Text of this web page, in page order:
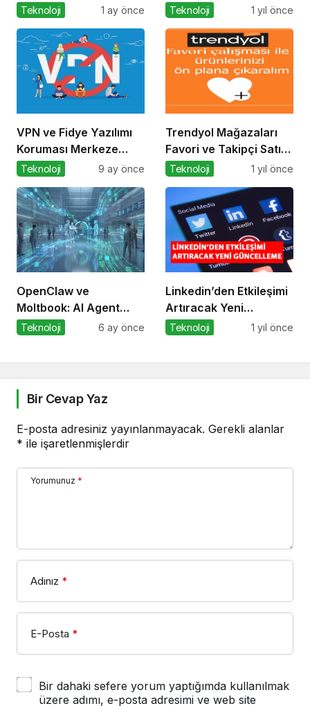
Nasıl Kullanılır?
Teknoloji 1 ay önce
Erişimde Sorumluluk ve
Teknoloji 1 yıl önce
VPN ve Fidye Yazılımı
Koruması Merkeze
Alındı
Teknoloji 9 ay önce
Trendyol Mağazaları
Favori ve Takipçi Satın
Alıyor
Teknoloji 1 yıl önce
OpenClaw ve
Moltbook: AI Agent
Ekonomisinin İlk
Teknoloji 6 ay önce
Linkedin’den Etkileşimi
Artıracak Yeni
Güncelleme
Teknoloji 1 yıl önce
Bir Cevap Yaz
E-posta adresiniz yayınlanmayacak. Gerekli alanlar
* ile işaretlenmişlerdir
Yorumunuz *
Adınız *
E-Posta *
Bir dahaki sefere yorum yaptığımda kullanılmak
üzere adımı, e-posta adresimi ve web site